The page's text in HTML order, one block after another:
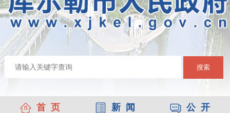
搜索
首 页 新 闻 公 开